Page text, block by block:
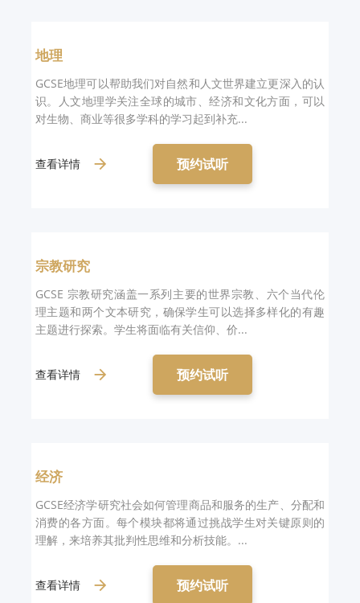
地理
GCSE地理可以帮助我们对自然和人文世界建立更深入的认
识。人文地理学关注全球的城市、经济和文化方面，可以
对生物、商业等很多学科的学习起到补充...
查看详情 预约试听
宗教研究
GCSE 宗教研究涵盖一系列主要的世界宗教、六个当代伦
理主题和两个文本研究，确保学生可以选择多样化的有趣
主题进行探索。学生将面临有关信仰、价...
查看详情 预约试听
经济
GCSE经济学研究社会如何管理商品和服务的生产、分配和
消费的各方面。每个模块都将通过挑战学生对关键原则的
理解，来培养其批判性思维和分析技能。...
查看详情 预约试听